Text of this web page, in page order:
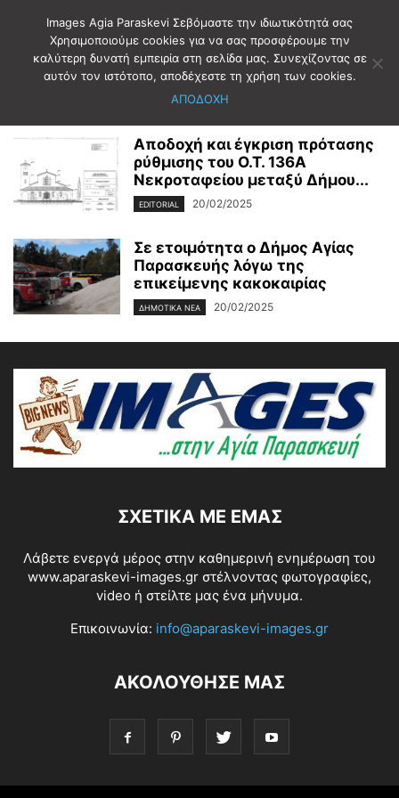
Αρχική 2025 Φεβρουάριος 20
Ημερήσιο Αρχείο: 20/02/2025
Αποδοχή και έγκριση πρότασης
ρύθμισης του Ο.Τ. 136Α
Νεκροταφείου μεταξύ Δήμου...
EDITORIAL 20/02/2025
Σε ετοιμότητα ο Δήμος Αγίας
Παρασκευής λόγω της
επικείμενης κακοκαιρίας
ΔΗΜΟΤΙΚΑ ΝΕΑ 20/02/2025
ΣΧΕΤΙΚΆ ΜΕ ΕΜΆΣ
Λάβετε ενεργά μέρος στην καθημερινή ενημέρωση του
www.aparaskevi-images.gr στέλνοντας φωτογραφίες,
video ή στείλτε μας ένα μήνυμα.
Επικοινωνία: info@aparaskevi-images.gr
ΑΚΟΛΟΥΘΗΣΕ ΜΑΣ
Images Agia Paraskevi Σεβόμαστε την ιδιωτικότητά σας
Χρησιμοποιούμε cookies για να σας προσφέρουμε την
καλύτερη δυνατή εμπειρία στη σελίδα μας. Συνεχίζοντας σε
αυτόν τον ιστότοπο, αποδέχεστε τη χρήση των cookies.
ΑΠΟΔΟΧΗ